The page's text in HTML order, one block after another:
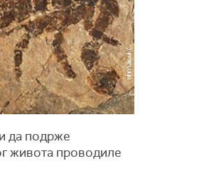
да подрже
живота проводиле